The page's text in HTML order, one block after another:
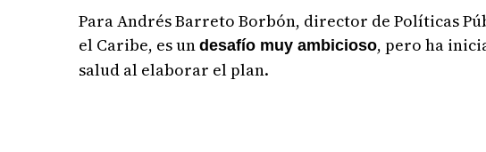
Para Andrés Barreto Borbón, director de Políticas
el Caribe, es undesafío muy ambicioso, pero ha
salud al elaborar el plan.